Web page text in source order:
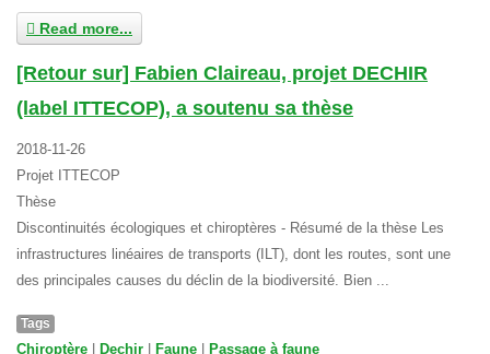
Read more...
[Retour sur] Fabien Claireau, projet DECHIR
(label ITTECOP), a soutenu sa thèse
2018-11-26
Projet ITTECOP
Thèse
Discontinuités écologiques et chiroptères - Résumé de la thèse Les
infrastructures linéaires de transports (ILT), dont les routes, sont une
des principales causes du déclin de la biodiversité. Bien ...
Tags
Chiroptère Dechir Faune Passage à faune